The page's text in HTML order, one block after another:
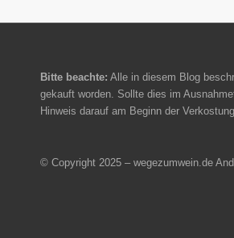
Bitte beachte: Alle in diesem Blog
gekauft worden. Sollte dies im
Hinweis darauf am Beginn der
© Copyright 2025 – wegezumwein.de